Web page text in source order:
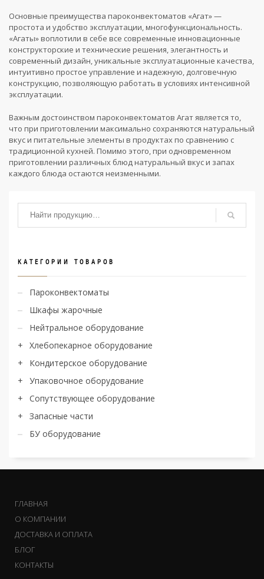
Основные преимущества пароконвектоматов «Агат» —
простота и удобство эксплуатации, многофункциональность.
«Агаты» воплотили в себе все современные инновационные
конструкторские и технические решения, элегантность и
современный дизайн, уникальные эксплуатационные качества,
интуитивно простое управление и надежную, долговечную
конструкцию, позволяющую работать в условиях интенсивной
эксплуатации.
Важным достоинством пароконвектоматов Агат является то,
что при приготовлении максимально сохраняются натуральный
вкус и питательные элементы в продуктах по сравнению с
традиционной кухней. Помимо этого, при одновременном
приготовлении различных блюд натуральный вкус и запах
каждого блюда остаются неизменными.
КАТЕГОРИИ ТОВАРОВ
Пароконвектоматы
Шкафы жарочные
Нейтральное оборудование
Хлебопекарное оборудование
Кондитерское оборудование
Упаковочное оборудование
Сопутствующее оборудование
Запасные части
БУ оборудование
ГЛАВНАЯ
О КОМПАНИИ
ДОСТАВКА И ОПЛАТА
БЛОГ
КОНТАКТЫ